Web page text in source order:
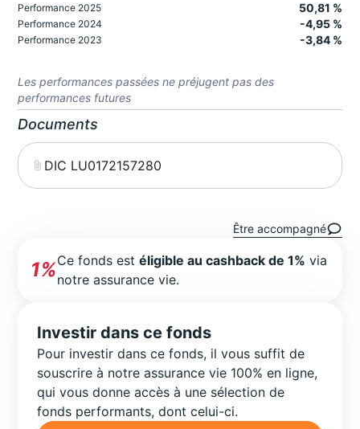
Performance 2025 50,81 %
Performance 2024 -4,95 %
Performance 2023 -3,84 %
Les performances passées ne préjugent pas des
performances futures
Documents
DIC LU0172157280
Être accompagné
1%Ce fonds estéligible au cashback de 1% via
notre assurance vie.
Investir dans ce fonds
Pour investir dans ce fonds, il vous suffit de
souscrire à notre assurance vie 100% en ligne,
qui vous donne accès à une sélection de
fonds performants, dont celui-ci.